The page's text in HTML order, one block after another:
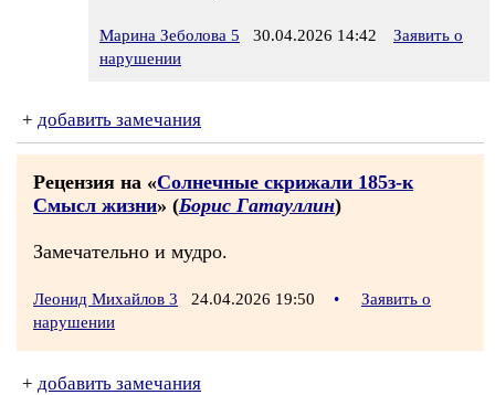
Марина Зеболова 5 30.04.2026 14:42
Заявить о
нарушении
+ добавить замечания
Рецензия на «Солнечные скрижали 185з-к
Смысл жизни» (Борис Гатауллин)
Замечательно и мудро.
Леонид Михайлов 3 24.04.2026 19:50 •
Заявить о
нарушении
+ добавить замечания